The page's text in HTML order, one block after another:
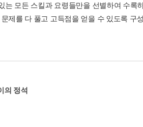
는 모든 스킬과 요령들만을 선별하여 수록
제를 다 풀고 고득점을 얻을 수 있도록 구
의 정석